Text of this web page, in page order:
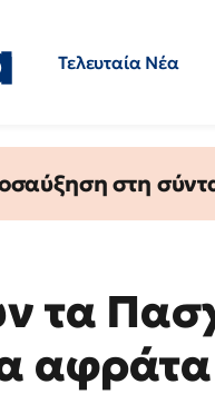
Τελευταία Νέα
στη
τα
αφράτα